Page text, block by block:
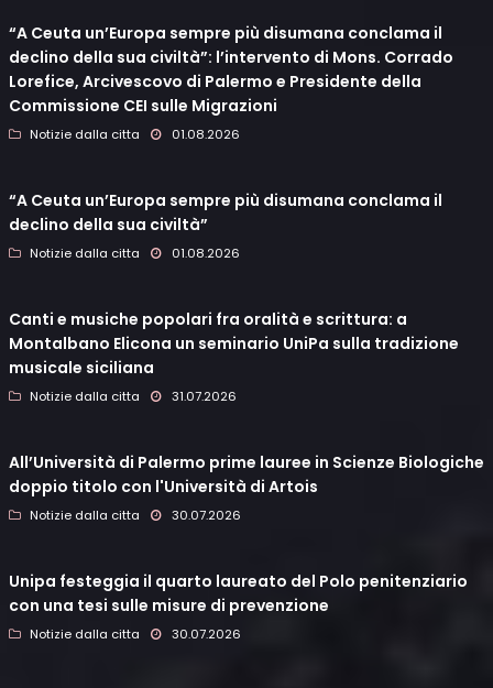
“A Ceuta un’Europa sempre più disumana conclama il
declino della sua civiltà”: l’intervento di Mons. Corrado
Lorefice, Arcivescovo di Palermo e Presidente della
Commissione CEI sulle Migrazioni
Notizie dalla citta 01.08.2026
“A Ceuta un’Europa sempre più disumana conclama il
declino della sua civiltà”
Notizie dalla citta 01.08.2026
Canti e musiche popolari fra oralità e scrittura: a
Montalbano Elicona un seminario UniPa sulla tradizione
musicale siciliana
Notizie dalla citta 31.07.2026
All’Università di Palermo prime lauree in Scienze Biologiche
doppio titolo con l'Università di Artois
Notizie dalla citta 30.07.2026
Unipa festeggia il quarto laureato del Polo penitenziario
con una tesi sulle misure di prevenzione
Notizie dalla citta 30.07.2026